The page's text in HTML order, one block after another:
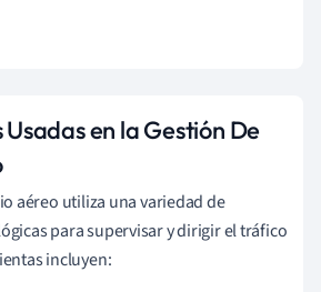
en la Gestión De
aéreo utiliza una variedad de
para supervisar y dirigir el tráfico
incluyen: